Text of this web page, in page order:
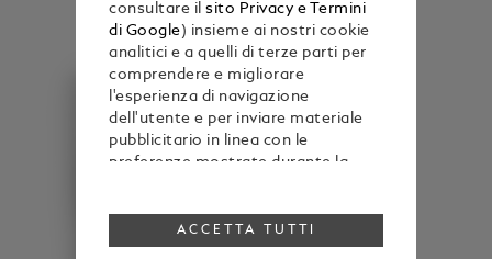
consultare ilsito Privacy e Termini
di Google) insieme ai nostri cookie
analitici e a quelli di terze parti per
comprendere e migliorare
l'esperienza di navigazione
dell'utente e per inviare materiale
pubblicitario in linea con le
preferenze mostrate durante la
consenso all’utilizzo di alcuni o di
tutti i cookie, clicca “Configura i
ACCETTA TUTTI